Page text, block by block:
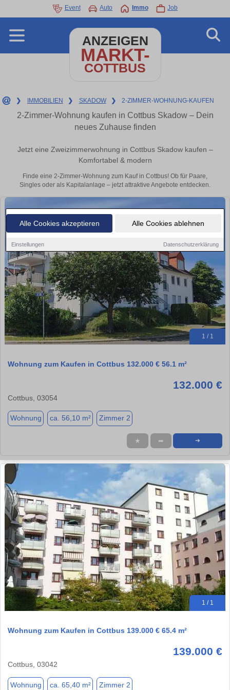
Alle Cookies akzeptieren Alle Cookies ablehnen
Einstellungen Datenschutzerklärung
Event Auto Immo Job
ANZEIGEN
MARKT-
COTTBUS
❯ IMMOBILIEN ❯ SKADOW ❯ 2-ZIMMER-WOHNUNG-KAUFEN
2-Zimmer-Wohnung kaufen in Cottbus Skadow – Dein
neues Zuhause finden
Jetzt eine Zweizimmerwohnung in Cottbus Skadow kaufen –
Komfortabel & modern
Finde eine 2-Zimmer-Wohnung zum Kauf in Cottbus! Ob für Paare,
Singles oder als Kapitalanlage – jetzt attraktive Angebote entdecken.
1 / 1
Wohnung zum Kaufen in Cottbus 132.000 € 56.1 m²
132.000 €
Cottbus, 03054
Wohnung ca. 56,10 m² Zimmer 2
★ ➦ ➜
1 / 1
Wohnung zum Kaufen in Cottbus 139.000 € 65.4 m²
139.000 €
Cottbus, 03042
Wohnung ca. 65,40 m² Zimmer 2